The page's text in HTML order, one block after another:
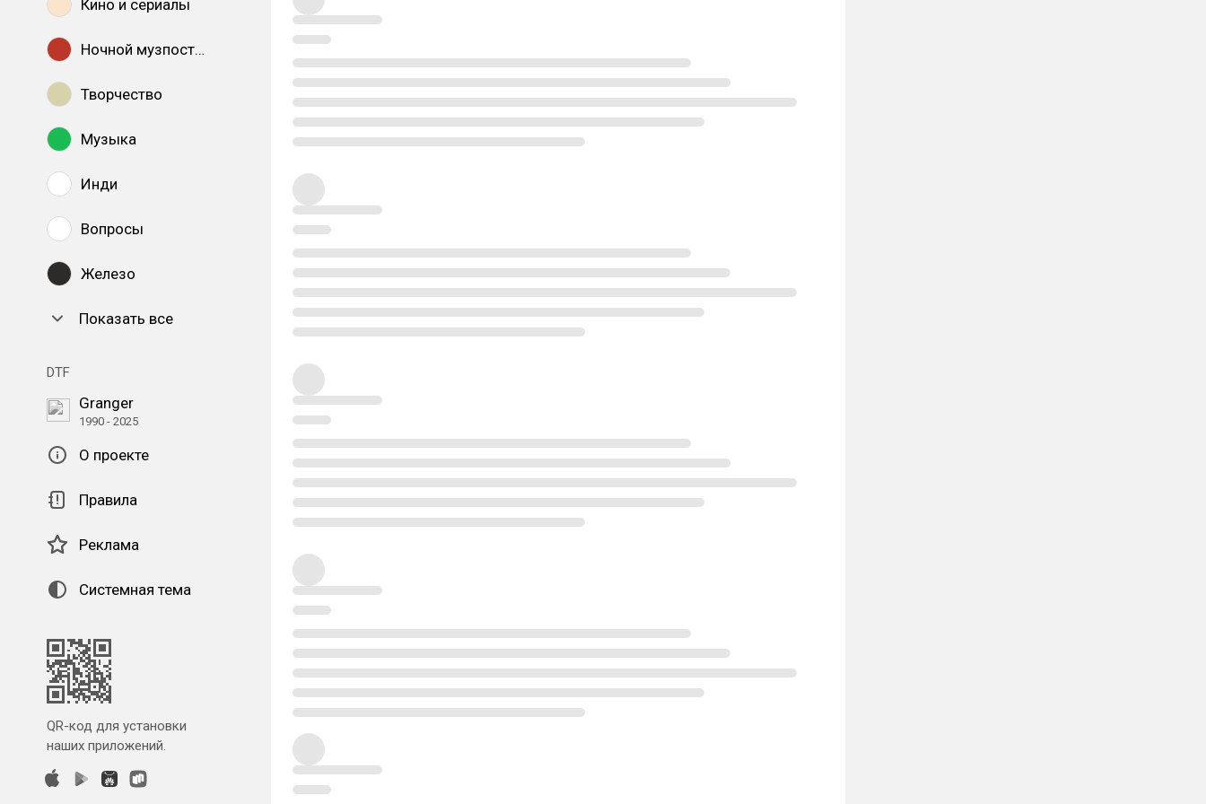
Кино и сериалы
Ночной музпостинг
Творчество
Музыка
Инди
Вопросы
Железо
Показать все
DTF
Granger
1990 - 2025
О проекте
Правила
Реклама
Системная тема
QR-код для установки
наших приложений.